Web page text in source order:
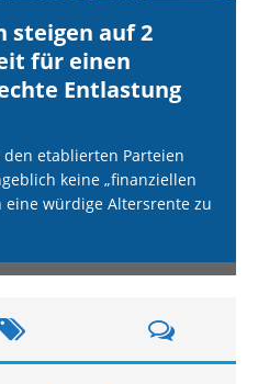
steigen auf 2
für einen
Entlastung
etablierten Parteien
keine „finanziellen
eine würdige Altersrente zu